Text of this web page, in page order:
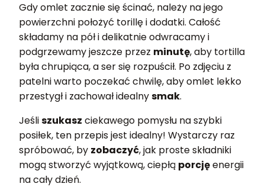
Gdy omlet zacznie się ścinać, należy na jego
powierzchni położyć torillę i dodatki. Całość
składamy na pół i delikatnie odwracamy i
podgrzewamy jeszcze przez minutę, aby tortilla
była chrupiąca, a ser się rozpuścił. Po zdjęciu z
patelni warto poczekać chwilę, aby omlet lekko
przestygł i zachował idealnysmak.
Jeśliszukasz ciekawego pomysłu na szybki
posiłek, ten przepis jest idealny! Wystarczy raz
spróbować, by zobaczyć, jak proste składniki
mogą stworzyć wyjątkową, ciepłą porcjęenergii
na cały dzień.